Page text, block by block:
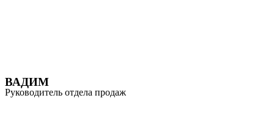
ВАДИМ
Руководитель отдела продаж